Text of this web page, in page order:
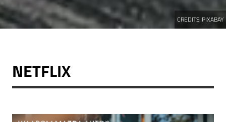
CREDITS: PIXABAY
NETFLIX